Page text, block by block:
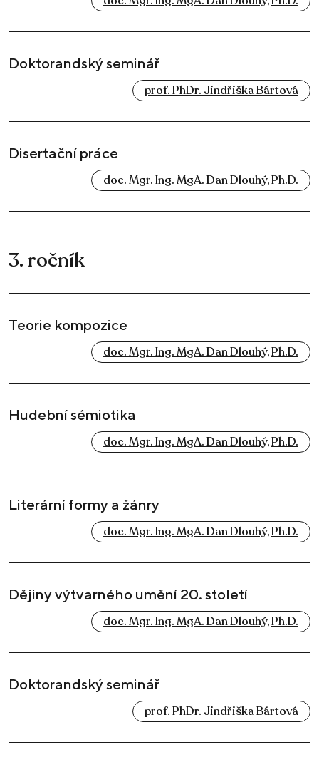
Doktorandský seminář
prof. PhDr. Jindřiška Bártová
Disertační práce
doc. Mgr. Ing. MgA. Dan Dlouhý, Ph.D.
3. ročník
Teorie kompozice
doc. Mgr. Ing. MgA. Dan Dlouhý, Ph.D.
Hudební sémiotika
doc. Mgr. Ing. MgA. Dan Dlouhý, Ph.D.
Literární formy a žánry
doc. Mgr. Ing. MgA. Dan Dlouhý, Ph.D.
Dějiny výtvarného umění 20. století
doc. Mgr. Ing. MgA. Dan Dlouhý, Ph.D.
Doktorandský seminář
prof. PhDr. Jindřiška Bártová